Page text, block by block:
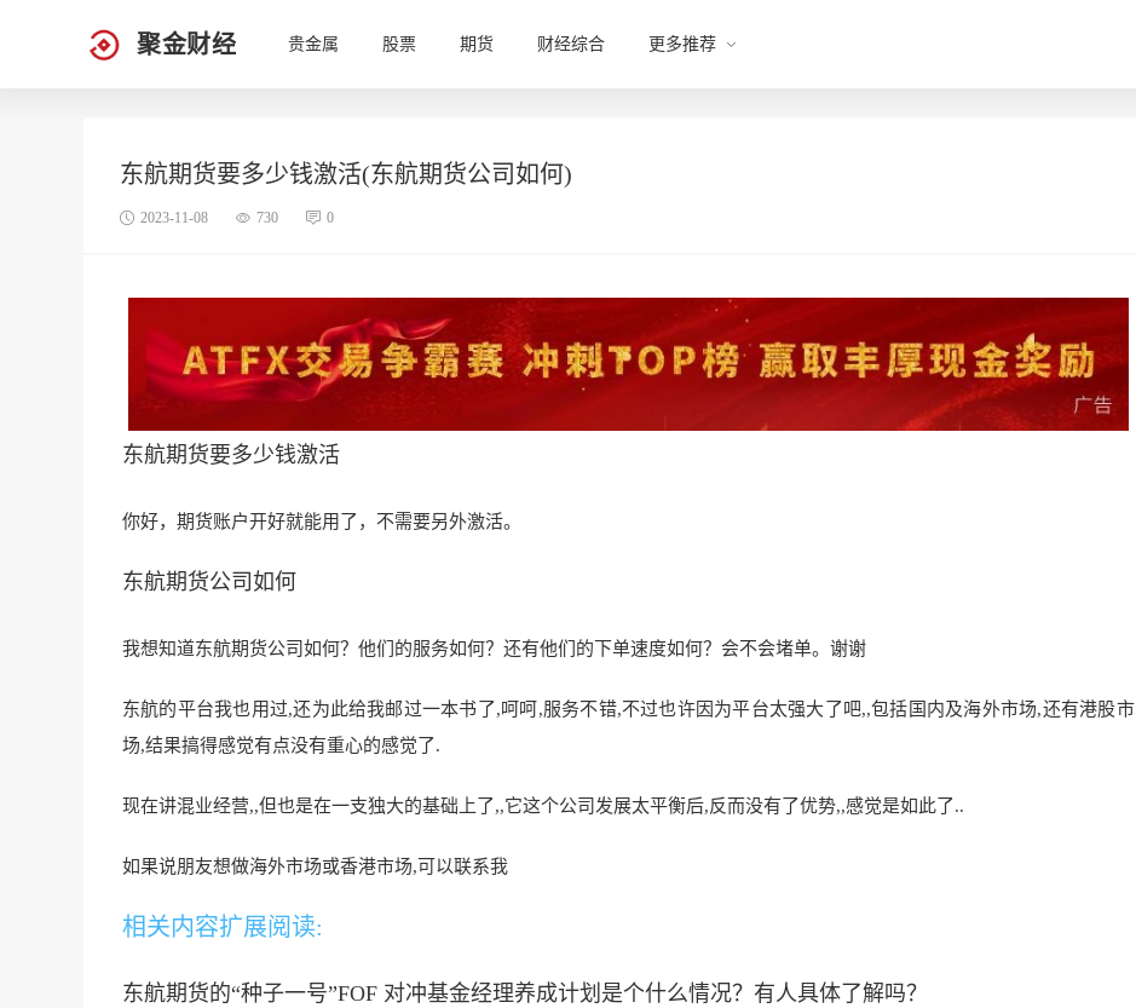
聚金财经 贵金属 股票 期货 财经综合 更多推荐
东航期货要多少钱激活(东航期货公司如何)
2023-11-08 730 0
东航期货要多少钱激活
你好，期货账户开好就能用了，不需要另外激活。
东航期货公司如何
我想知道东航期货公司如何？他们的服务如何？还有他们的下单速度如何？会不会堵单。谢谢
东航的平台我也用过,还为此给我邮过一本书了,呵呵,服务不错,不过也许因为平台太强大了吧,,包括国内及海外市场,还有港股市
场,结果搞得感觉有点没有重心的感觉了.
现在讲混业经营,,但也是在一支独大的基础上了,,它这个公司发展太平衡后,反而没有了优势,,感觉是如此了..
如果说朋友想做海外市场或香港市场,可以联系我
相关内容扩展阅读:
东航期货的“种子一号”FOF 对冲基金经理养成计划是个什么情况？有人具体了解吗？